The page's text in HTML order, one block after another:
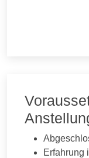
Erfahrung